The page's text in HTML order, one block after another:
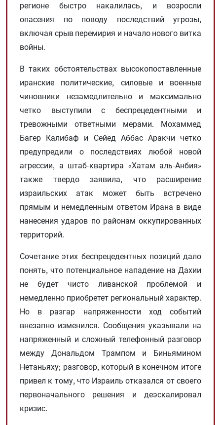
регионе быстро накалилась, и возросли
опасения по поводу последствий угрозы,
включая срыв перемирия и начало нового витка
войны.
В таких обстоятельствах высокопоставленные
иранские политические, силовые и военные
чиновники незамедлительно и максимально
четко выступили с беспрецедентными и
тревожными ответными мерами. Мохаммед
Багер Калибаф и Сейед Аббас Аракчи четко
предупредили о последствиях любой новой
агрессии, а штаб-квартира «Хатам аль-Анбия»
также твердо заявила, что расширение
израильских атак может быть встречено
прямым и немедленным ответом Ирана в виде
нанесения ударов по районам оккупированных
территорий.
Сочетание этих беспрецедентных позиций дало
понять, что потенциальное нападение на Дахии
не будет чисто ливанской проблемой и
немедленно приобретет региональный характер.
Но в разгар напряженности ход событий
внезапно изменился. Сообщения указывали на
напряженный и сложный телефонный разговор
между Дональдом Трампом и Биньямином
Нетаньяху; разговор, который в конечном итоге
привел к тому, что Израиль отказался от своего
первоначального решения и деэскалировал
кризис.